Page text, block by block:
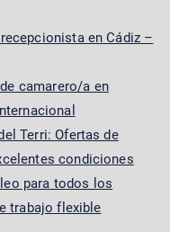
en Cádiz –
camarero/a en
Terri: Ofertas de
condiciones
para todos los
trabajo flexible